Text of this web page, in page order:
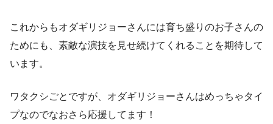
これからもオダギリジョーさんには育ち盛りのお子さんの
ためにも、素敵な演技を見せ続けてくれることを期待して
います。
ワタクシごとですが、オダギリジョーさんはめっちゃタイ
プなのでなおさら応援してます！